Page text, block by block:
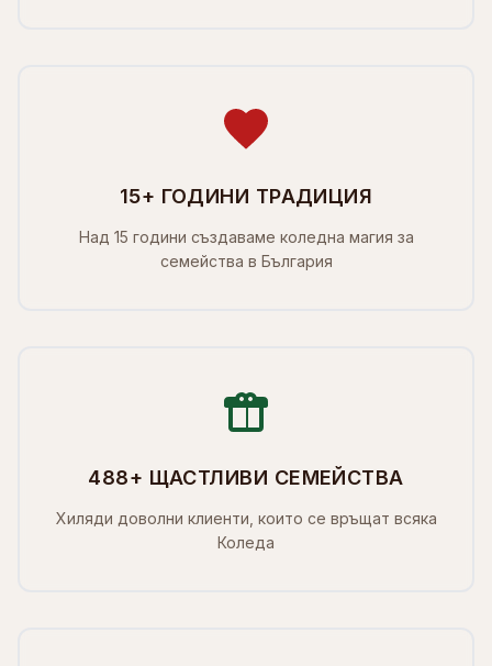
15+ ГОДИНИ ТРАДИЦИЯ
Над 15 години създаваме коледна магия за
семейства в България
488+ ЩАСТЛИВИ СЕМЕЙСТВА
Хиляди доволни клиенти, които се връщат всяка
Коледа